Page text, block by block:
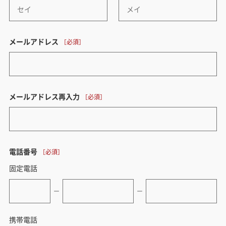
メールアドレス
メールアドレス再入力
電話番号
固定電話
ー ー
携帯電話